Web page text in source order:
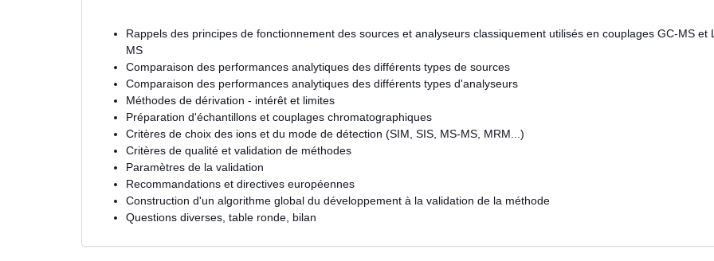
Rappels des principes de fonctionnement des sources et analyseurs classiquement utilisés en couplages GC-MS et
MS
Comparaison des performances analytiques des différents types de sources
Comparaison des performances analytiques des différents types d'analyseurs
Méthodes de dérivation - intérêt et limites
Préparation d'échantillons et couplages chromatographiques
Critères de choix des ions et du mode de détection (SIM, SIS, MS-MS, MRM...)
Critères de qualité et validation de méthodes
Paramètres de la validation
Recommandations et directives européennes
Construction d'un algorithme global du développement à la validation de la méthode
Questions diverses, table ronde, bilan